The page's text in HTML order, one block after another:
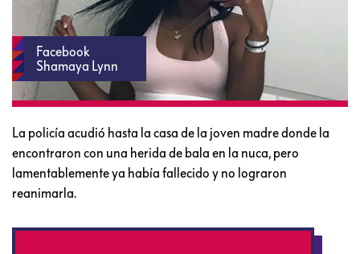
Facebook
Shamaya Lynn
La policía acudió hasta la casa de la joven madre donde la
encontraron con una herida de bala en la nuca, pero
lamentablemente ya había fallecido y no lograron
reanimarla.